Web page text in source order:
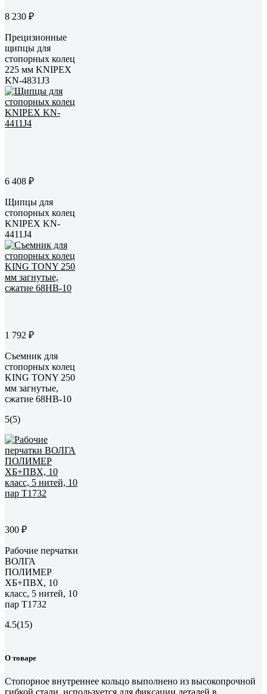
8 230 ₽
Прецизионные
щипцы для
стопорных колец
225 мм KNIPEX
KN-4831J3
6 408 ₽
Щипцы для
стопорных колец
KNIPEX KN-
4411J4
1 792 ₽
Съемник для
стопорных колец
KING TONY 250
мм загнутые,
сжатие 68HB-10
5(5)
300 ₽
Рабочие перчатки
ВОЛГА
ПОЛИМЕР
ХБ+ПВХ, 10
класс, 5 нитей, 10
пар Т1732
4.5(15)
О товаре
Стопорное внутреннее кольцо выполнено из высокопрочной
гибкой стали, используется для фиксации деталей в